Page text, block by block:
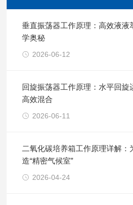
垂直振荡器工作原理：高效液液
学奥秘
2026-06-12
回旋振荡器工作原理：水平回旋
高效混合
2026-06-11
二氧化碳培养箱工作原理详解：
造“精密气候室”
2026-04-24